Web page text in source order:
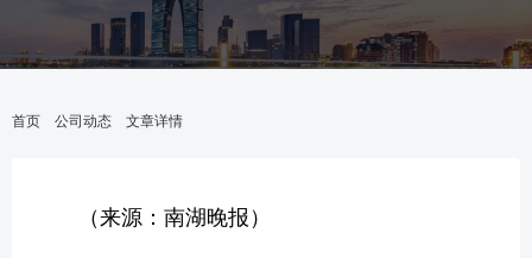
首页 公司动态 文章详情
（来源：南湖晚报）